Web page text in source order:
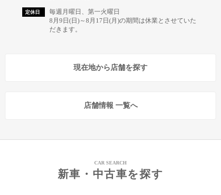
定休日
毎週月曜日、第一火曜日
8月9日(日)～8月17日(月)の期間は休業とさせていた
だきます。
現在地から店舗を探す
店舗情報 一覧へ
CAR SEARCH
新車・中古車を探す